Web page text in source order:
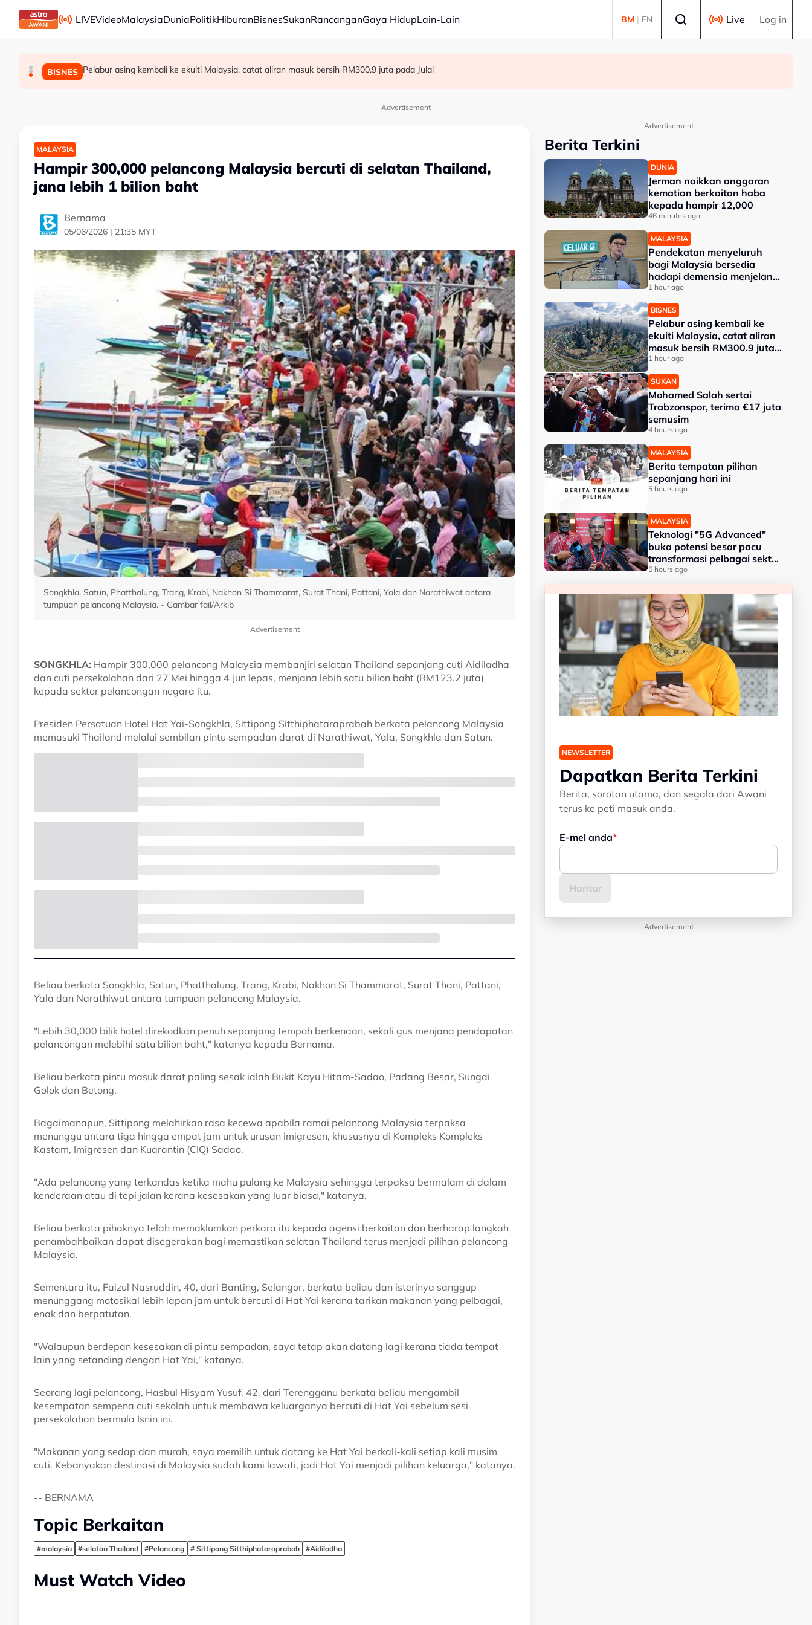
Skip to main content
LIVEVideoMalaysiaDuniaPolitikHiburanBisnesSukanRancanganGaya HidupLain-Lain BM | EN Live Log in
DUNIA Jerman naikkan anggaran kematian berkaitan haba kepada hampir 12,000
MALAYSIA Pendekatan menyeluruh bagi Malaysia bersedia hadapi demensia menjelang 2030 - Hanifah
BISNES Pelabur asing kembali ke ekuiti Malaysia, catat aliran masuk bersih RM300.9 juta pada Julai
Advertisement
MALAYSIA
Hampir 300,000 pelancong Malaysia bercuti di selatan Thailand,
jana lebih 1 bilion baht
Bernama
05/06/2026 | 21:35 MYT
Songkhla, Satun, Phatthalung, Trang, Krabi, Nakhon Si Thammarat, Surat Thani, Pattani, Yala dan Narathiwat antara
tumpuan pelancong Malaysia. - Gambar fail/Arkib
Advertisement
SONGKHLA: Hampir 300,000 pelancong Malaysia membanjiri selatan Thailand sepanjang cuti Aidiladha
dan cuti persekolahan dari 27 Mei hingga 4 Jun lepas, menjana lebih satu bilion baht (RM123.2 juta)
kepada sektor pelancongan negara itu.
Presiden Persatuan Hotel Hat Yai-Songkhla, Sittipong Sitthiphataraprabah berkata pelancong Malaysia
memasuki Thailand melalui sembilan pintu sempadan darat di Narathiwat, Yala, Songkhla dan Satun.
Beliau berkata Songkhla, Satun, Phatthalung, Trang, Krabi, Nakhon Si Thammarat, Surat Thani, Pattani,
Yala dan Narathiwat antara tumpuan pelancong Malaysia.
"Lebih 30,000 bilik hotel direkodkan penuh sepanjang tempoh berkenaan, sekali gus menjana pendapatan
pelancongan melebihi satu bilion baht," katanya kepada Bernama.
Beliau berkata pintu masuk darat paling sesak ialah Bukit Kayu Hitam-Sadao, Padang Besar, Sungai
Golok dan Betong.
Bagaimanapun, Sittipong melahirkan rasa kecewa apabila ramai pelancong Malaysia terpaksa
menunggu antara tiga hingga empat jam untuk urusan imigresen, khususnya di Kompleks Kompleks
Kastam, Imigresen dan Kuarantin (CIQ) Sadao.
"Ada pelancong yang terkandas ketika mahu pulang ke Malaysia sehingga terpaksa bermalam di dalam
kenderaan atau di tepi jalan kerana kesesakan yang luar biasa," katanya.
Beliau berkata pihaknya telah memaklumkan perkara itu kepada agensi berkaitan dan berharap langkah
penambahbaikan dapat disegerakan bagi memastikan selatan Thailand terus menjadi pilihan pelancong
Malaysia.
Sementara itu, Faizul Nasruddin, 40, dari Banting, Selangor, berkata beliau dan isterinya sanggup
menunggang motosikal lebih lapan jam untuk bercuti di Hat Yai kerana tarikan makanan yang pelbagai,
enak dan berpatutan.
"Walaupun berdepan kesesakan di pintu sempadan, saya tetap akan datang lagi kerana tiada tempat
lain yang setanding dengan Hat Yai," katanya.
Seorang lagi pelancong, Hasbul Hisyam Yusuf, 42, dari Terengganu berkata beliau mengambil
kesempatan sempena cuti sekolah untuk membawa keluarganya bercuti di Hat Yai sebelum sesi
persekolahan bermula Isnin ini.
"Makanan yang sedap dan murah, saya memilih untuk datang ke Hat Yai berkali-kali setiap kali musim
cuti. Kebanyakan destinasi di Malaysia sudah kami lawati, jadi Hat Yai menjadi pilihan keluarga," katanya.
-- BERNAMA
Topic Berkaitan
#malaysia #selatan Thailand #Pelancong # Sittipong Sitthiphataraprabah #Aidiladha
Must Watch Video
Advertisement
Berita Terkini
DUNIA
Jerman naikkan anggaran
kematian berkaitan haba
kepada hampir 12,000
46 minutes ago
MALAYSIA
Pendekatan menyeluruh
bagi Malaysia bersedia
hadapi demensia menjelang
2030 - Hanifah
1 hour ago
BISNES
Pelabur asing kembali ke
ekuiti Malaysia, catat aliran
masuk bersih RM300.9 juta
pada Julai
1 hour ago
SUKAN
Mohamed Salah sertai
Trabzonspor, terima €17 juta
semusim
4 hours ago
MALAYSIA
Berita tempatan pilihan
sepanjang hari ini
5 hours ago
MALAYSIA
Teknologi "5G Advanced"
buka potensi besar pacu
transformasi pelbagai sektor
- Fahmi
5 hours ago
NEWSLETTER
Dapatkan Berita Terkini
Berita, sorotan utama, dan segala dari Awani
terus ke peti masuk anda.
E-mel anda
Advertisement